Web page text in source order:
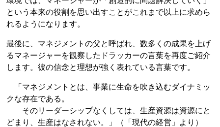
という本来の役割を思い出すことがこれまで以上に求めら
れるようになります。
最後に、マネジメントの父と呼ばれ、数多くの成果を上げ
るマネージャーを観察したドラッカーの言葉を再度ご紹介
します。彼の信念と理想が強く表れている言葉です。
「マネジメントとは、事業に生命を吹き込むダイナミッ
クな存在である。
そのリーダーシップなくしては、生産資源は資源にと
どまり、生産はなされない。」（「現代の経営」より）